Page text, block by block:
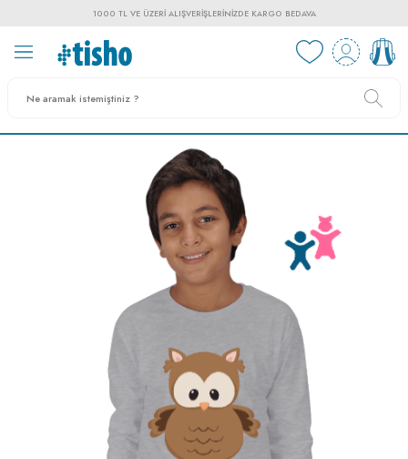
1000 TL VE ÜZERI ALIŞVERIŞLERINIZDE KARGO BEDAVA